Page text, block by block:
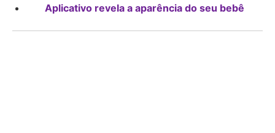
Aplicativo revela a aparência do seu bebê